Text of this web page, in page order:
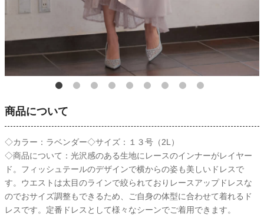
商品について
◇カラー：ラベンダー◇サイズ：１３号（2L）
◇商品について：光沢感のある生地にレースのインナーがレイヤー
ド。フィッシュテールのデザインで横からの姿も美しいドレスで
す。ウエストは太目のラインで絞られておりレースアップドレスな
のでおサイズ調整もできるため、ご自身の体型に合わせて着れるド
レスです。定番ドレスとして様々なシーンでご着用できます。